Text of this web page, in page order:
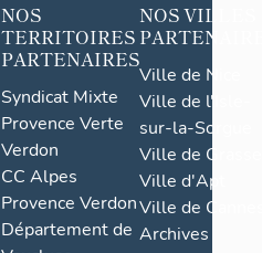
NOS
TERRITOIRES
PARTENAIRES
Syndicat Mixte
Provence Verte
Verdon
CC Alpes
Provence Verdon
Département de
NOS VILLES
Ville de Nice
Ville de l'Isle-
sur-la-Sorgue
Ville de Grasse
Ville d'Apt
Ville de
Archives